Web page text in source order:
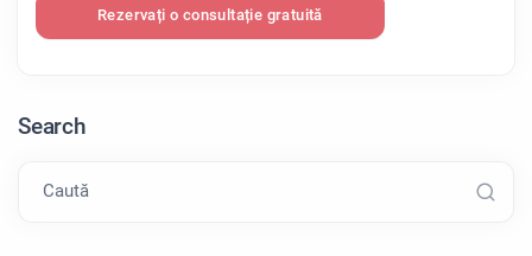
Rezervați o consultație gratuită
Search
Caută